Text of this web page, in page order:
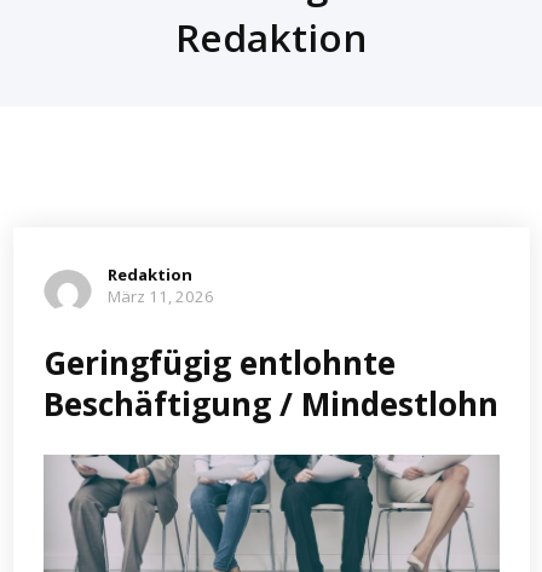
Redaktion
Redaktion
März 11, 2026
Geringfügig entlohnte
Beschäftigung / Mindestlohn